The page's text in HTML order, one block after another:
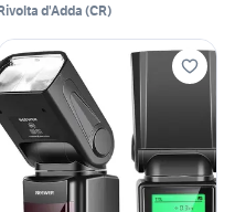
d'Adda(CR)